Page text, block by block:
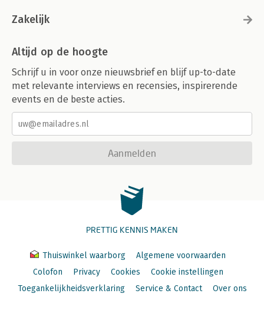
Zakelijk
Altijd op de hoogte
Schrijf u in voor onze nieuwsbrief en blijf up-to-date
met relevante interviews en recensies, inspirerende
events en de beste acties.
Aanmelden
PRETTIG KENNIS MAKEN
Thuiswinkel waarborg
Algemene voorwaarden
Colofon
Privacy Cookies
Cookie instellingen
Toegankelijkheidsverklaring
Service & Contact Over ons